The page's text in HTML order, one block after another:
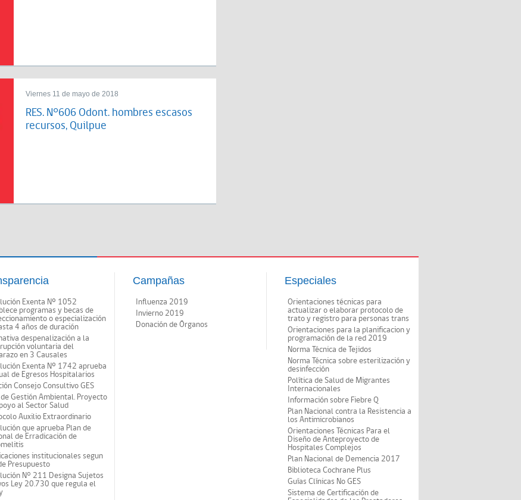
Viernes 11 de mayo de 2018
RES. N°606 Odont. hombres escasos
recursos, Quilpue
Exenta Nº 1052
programas y becas de
o especialización
4 años de duración
despenalización a la
voluntaria del
en 3 Causales
Exenta Nº 1742 aprueba
de Egresos Hospitalarios
Consejo Consultivo GES
Gestión Ambiental. Proyecto
al Sector Salud
Auxilio Extraordinario
que aprueba Plan de
de Erradicación de
institucionales segun
Presupuesto
N° 211 Designa Sujetos
Ley 20.730 que regula el
Campañas
Influenza 2019
Invierno 2019
Donación de Órganos
Especiales
Orientaciones técnicas para
actualizar o elaborar protocolo de
trato y registro para personas trans
Orientaciones para la planificacion y
programación de la red 2019
Norma Técnica de Tejidos
Norma Técnica sobre esterilización y
desinfección
Política de Salud de Migrantes
Internacionales
Información sobre Fiebre Q
Plan Nacional contra la Resistencia a
los Antimicrobianos
Orientaciones Técnicas Para el
Diseño de Anteproyecto de
Hospitales Complejos
Plan Nacional de Demencia 2017
Biblioteca Cochrane Plus
Guías Clínicas No GES
Sistema de Certificación de